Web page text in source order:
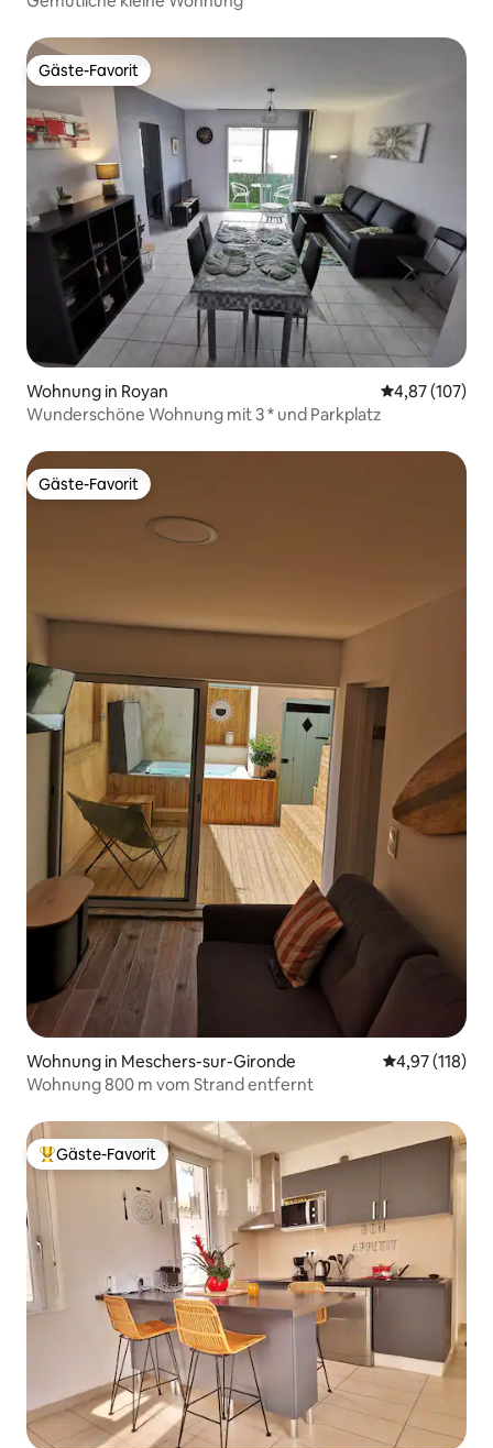
Gäste-Favorit
Gäste-Favorit
Wohnung in Royan
4,87 (107)
Wunderschöne Wohnung mit 3 * und Parkplatz
Gäste-Favorit
Gäste-Favorit
Wohnung in Meschers-sur-Gironde
4,97 (118)
Wohnung 800 m vom Strand entfernt
Beliebter Gäste-Favorit.
Gäste-Favorit